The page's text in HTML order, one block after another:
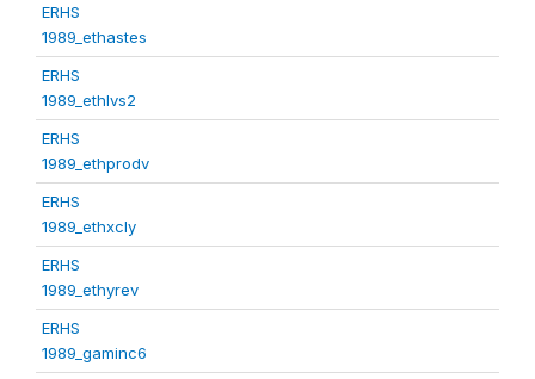
ERHS
1989_ethastes
ERHS
1989_ethlvs2
ERHS
1989_ethprodv
ERHS
1989_ethxcly
ERHS
1989_ethyrev
ERHS
1989_gaminc6